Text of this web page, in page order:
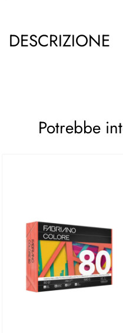
DESCRIZIONE
Potrebbe